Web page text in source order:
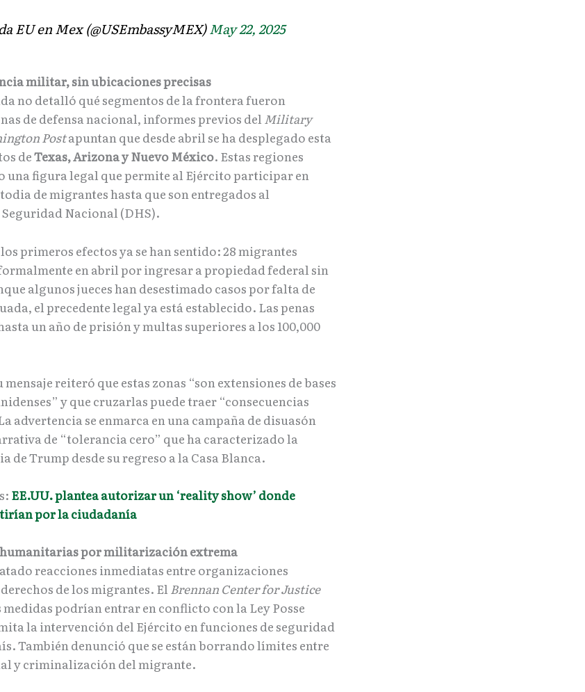
EU en Mex (@USEmbassyMEX)May 22, 2025
militar, sin ubicaciones precisas
no detalló qué segmentos de la frontera fueron
de defensa nacional, informes previos del Military
Postapuntan que desde abril se ha desplegado esta
deTexas, Arizona y Nuevo México. Estas regiones
una figura legal que permite al Ejército participar en
de migrantes hasta que son entregados al
Nacional (DHS).
primeros efectos ya se han sentido: 28 migrantes
en abril por ingresar a propiedad federal sin
algunos jueces han desestimado casos por falta de
el precedente legal ya está establecido. Las penas
un año de prisión y multas superiores a los 100,000
mensaje reiteró que estas zonas “son extensiones de bases
y que cruzarlas puede traer “consecuencias
advertencia se enmarca en una campaña de disuasón
de “tolerancia cero” que ha caracterizado la
Trump desde su regreso a la Casa Blanca.
EE.UU. plantea autorizar un ‘reality show’ donde
por la ciudadanía
por militarización extrema
reacciones inmediatas entre organizaciones
de los migrantes. ElBrennan Center for Justice
podrían entrar en conflicto con la Ley Posse
la intervención del Ejército en funciones de seguridad
También denunció que se están borrando límites entre
y criminalización del migrante.